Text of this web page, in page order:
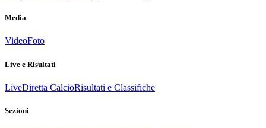
Media
VideoFoto
Live e Risultati
LiveDiretta CalcioRisultati e Classifiche
Sezioni